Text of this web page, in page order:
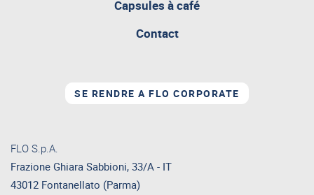
Capsules à café
Contact
SE RENDRE A FLO CORPORATE
FLO S.p.A.
Frazione Ghiara Sabbioni, 33/A - IT
43012 Fontanellato (Parma)